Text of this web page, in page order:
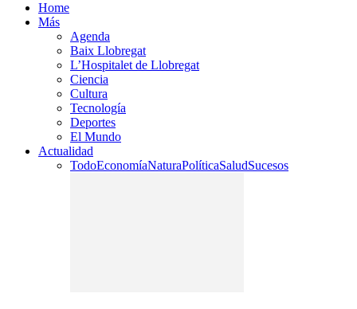
Home
Más
Agenda
Baix Llobregat
L’Hospitalet de Llobregat
Ciencia
Cultura
Tecnología
Deportes
El Mundo
Actualidad
TodoEconomíaNaturaPolíticaSaludSucesos